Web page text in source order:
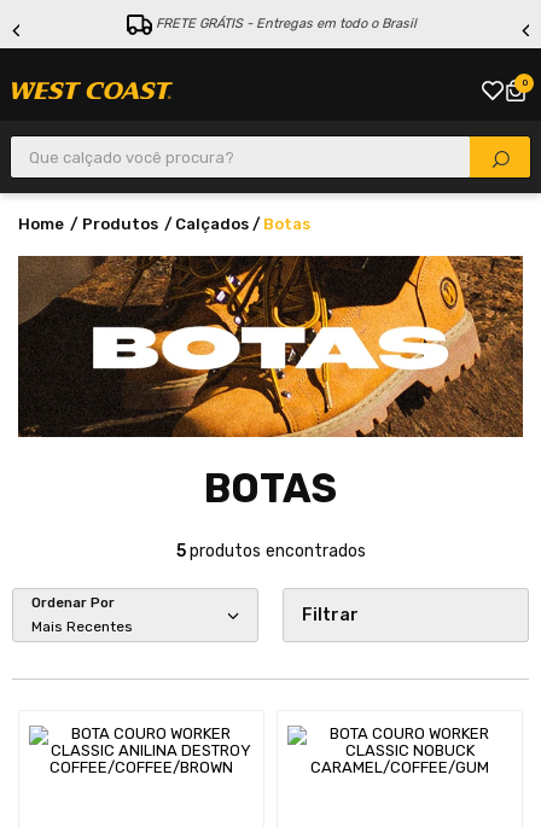
FRETE GRÁTIS - Entregas em todo o Brasil
0
Que calçado você procura?
Produtos Calçados Botas
BOTAS
5produtos
Ordenar Por
Mais Recentes
Filtrar